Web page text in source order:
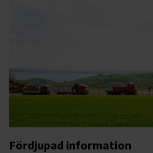
Fördjupad information